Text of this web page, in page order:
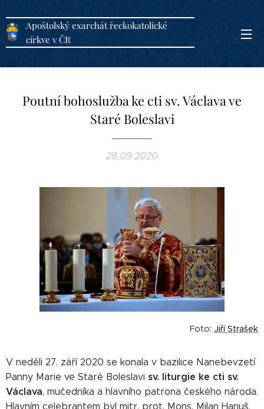
Apoštolský exarchát řeckokatolické
církve v ČR
Poutní bohoslužba ke cti sv. Václava ve
Staré Boleslavi
28.09.2020
Foto: Jiří Strašek
V neděli 27. září 2020 se konala v bazilice Nanebevzetí
Panny Marie ve Staré Boleslavi sv. liturgie ke cti sv.
Václava, mučedníka a hlavního patrona českého národa.
Hlavním celebrantem byl mitr. prot. Mons. Milan Hanuš,